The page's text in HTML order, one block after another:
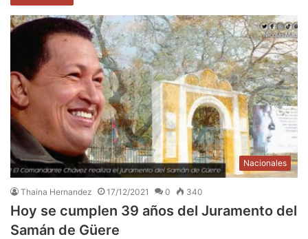
Nacionales
Thaina Hernandez 17/12/2021 0 340
Hoy se cumplen 39 años del Juramento del
Samán de Güere